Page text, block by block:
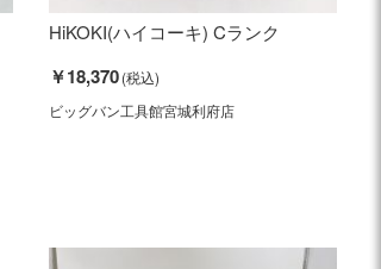
HiKOKI(ハイコーキ) Cランク
￥18,370
ビッグバン工具館宮城利府店